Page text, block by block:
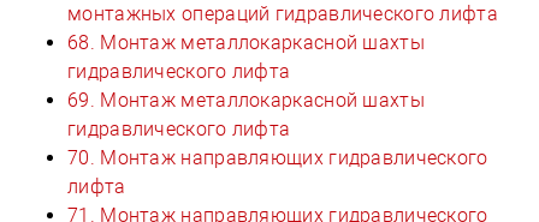
монтажных операций гидравлического лифта
68. Монтаж металлокаркасной шахты
гидравлического лифта
69. Монтаж металлокаркасной шахты
гидравлического лифта
70. Монтаж направляющих гидравлического
лифта
71. Монтаж направляющих гидравлического